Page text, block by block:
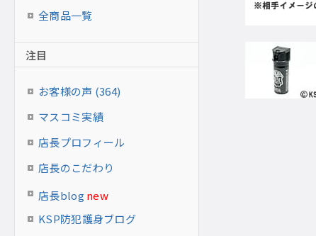
全商品一覧
注目
お客様の声 (364)
マスコミ実績
店長プロフィール
店長のこだわり
店長blog new
KSP防犯護身ブログ